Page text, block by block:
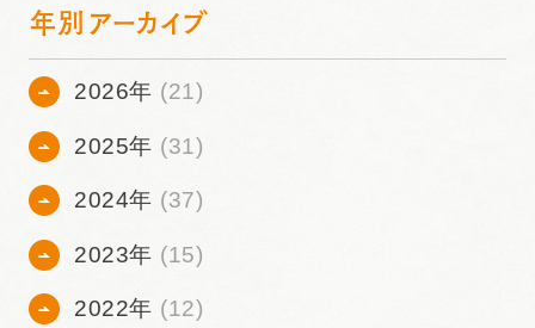
年別アーカイブ
2026年 (21)
2025年 (31)
2024年 (37)
2023年 (15)
2022年 (12)